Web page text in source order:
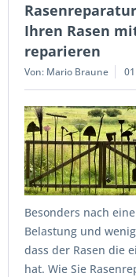
Ihren Rasen
reparieren
Von: Mario Braune
Besonders nach
Belastung und
dass der Rasen die
hat. Wie Sie